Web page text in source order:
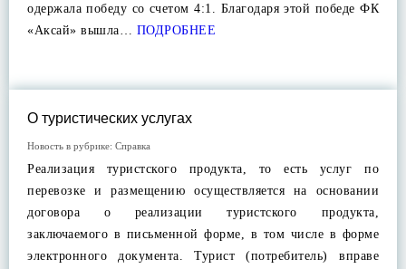
одержала победу со счетом 4:1. Благодаря этой победе ФК
«Аксай» вышла… ПОДРОБНЕЕ
О туристических услугах
Новость в рубрике: Справка
Реализация туристского продукта, то есть услуг по
перевозке и размещению осуществляется на основании
договора о реализации туристского продукта,
заключаемого в письменной форме, в том числе в форме
электронного документа. Турист (потребитель) вправе